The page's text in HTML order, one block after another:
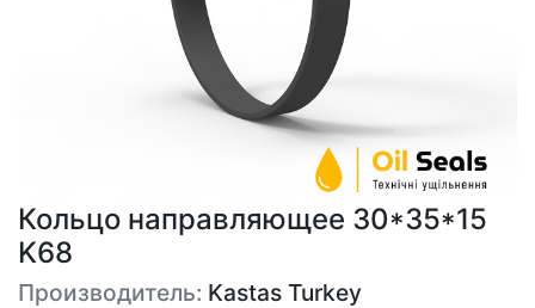
Кольцо направляющее 30*35*15
K68
Производитель: Kastas Turkey